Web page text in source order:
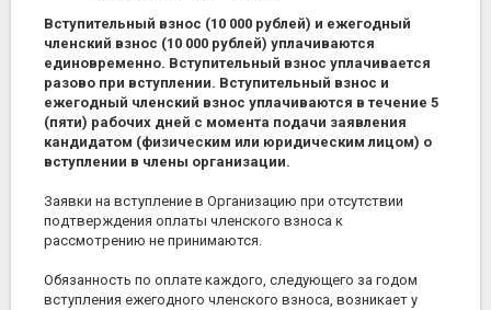
Вступительный взнос (10 000 рублей) и ежегодный
членский взнос (10 000 рублей) уплачиваются
единовременно. Вступительный взнос уплачивается
разово при вступлении. Вступительный взнос и
ежегодный членский взнос уплачиваются в течение 5
(пяти) рабочих дней с момента подачи заявления
кандидатом (физическим или юридическим лицом) о
вступлении в члены организации.
Заявки на вступление в Организацию при отсутствии
подтверждения оплаты членского взноса к
рассмотрению не принимаются.
Обязанность по оплате каждого, следующего за годом
вступления ежегодного членского взноса, возникает у